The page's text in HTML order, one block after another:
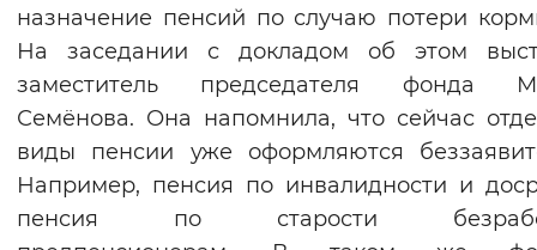
назначение пенсий по случаю потери
На заседании с докладом об этом
заместитель председателя фонда
Семёнова. Она напомнила, что сейчас
виды пенсии уже оформляются
Например, пенсия по инвалидности и
пенсия по старости